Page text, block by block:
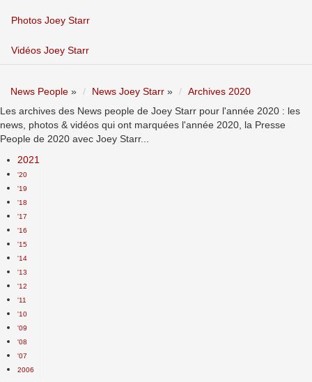
Photos Joey Starr
Vidéos Joey Starr
News People » News Joey Starr »
Archives 2020
Les archives des News people de Joey Starr pour l'année 2020 : les
news, photos & vidéos qui ont marquées l'année 2020, la Presse
People de 2020 avec Joey Starr...
2021
'20
'19
'18
'17
'16
'15
'14
'13
'12
'11
'10
'09
'08
'07
2006